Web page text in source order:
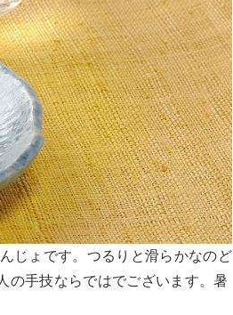
じょです。つるりと滑らかなのど
の手技ならではでございます。暑